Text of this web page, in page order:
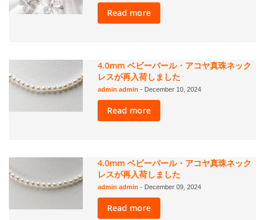
Read more
4.0mm ベビーパール・アコヤ真珠ネック
レスが再入荷しました
admin admin- December 10, 2024
Read more
4.0mm ベビーパール・アコヤ真珠ネック
レスが再入荷しました
admin admin- December 09, 2024
Read more